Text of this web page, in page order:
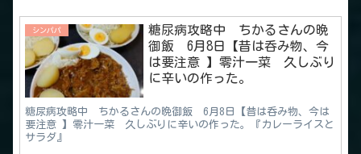
シンパパ
糖尿病攻略中 ちかるさんの晩
御飯 6月8日【昔は呑み物、今
は要注意 】零汁一菜 久しぶり
に辛いの作った。
糖尿病攻略中 ちかるさんの晩御飯 6月8日【昔は呑み物、今は
要注意 】零汁一菜 久しぶりに辛いの作った。『カレーライスと
サラダ』